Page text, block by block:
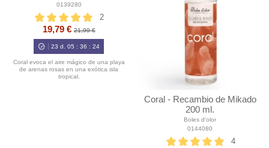
0139280
2
19,79 €21,99 €
23 d. 05 : 36 : 23
Coral evoca el aire mágico de una playa
de arenas rosas en una exótica isla
tropical.
Coral - Recambio de Mikado
200 ml.
Boles d'olor
0144080
4